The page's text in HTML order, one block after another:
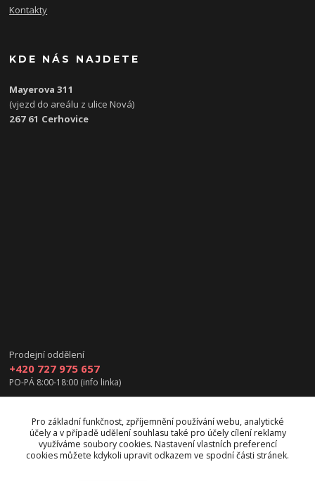
Kontakty
KDE NÁS NAJDETE
Mayerova 311
(vjezd do areálu z ulice Nová)
267 61 Cerhovice
Prodejní oddělení
+420 727 975 657
PO-PÁ 8:00-18:00 (info linka)
Pro základní funkčnost, zpříjemnění používání webu, analytické
účely a v případě udělení souhlasu také pro účely cílení reklamy
využíváme soubory cookies. Nastavení vlastních preferencí
cookies můžete kdykoli upravit odkazem ve spodní části stránek.